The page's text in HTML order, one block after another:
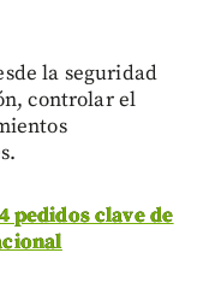
la seguridad
controlar el
pedidos clave de